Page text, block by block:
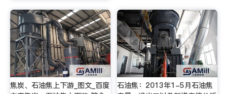
焦炭、石油焦上下游_图文_百度
石油焦：2013年1-5月石油焦